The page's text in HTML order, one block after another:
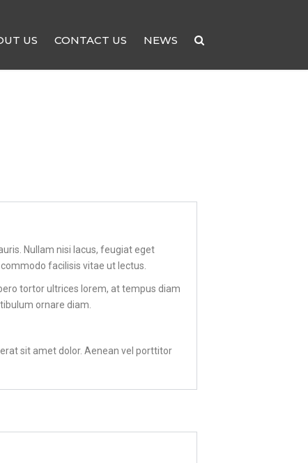
US CONTACT US NEWS
Nullam nisi lacus, feugiat eget
facilisis vitae ut lectus.
tortor ultrices lorem, at tempus diam
ornare diam.
sit amet dolor. Aenean vel porttitor